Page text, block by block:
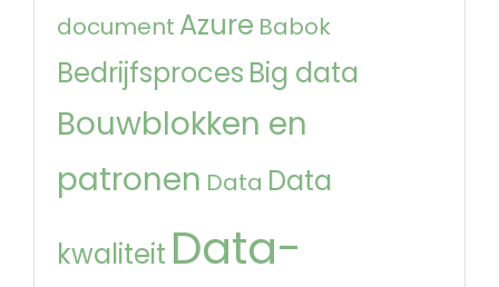
document Azure Babok
Bedrijfsproces Big data
Bouwblokken en
patronen Data Data
kwaliteit Data-